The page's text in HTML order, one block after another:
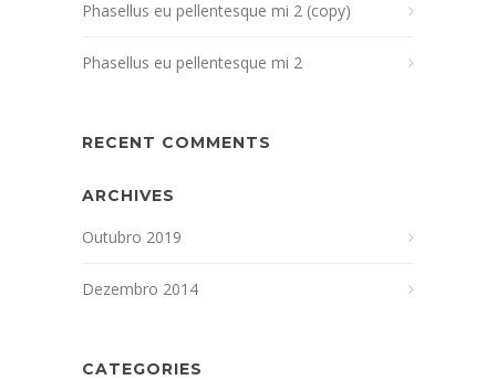
Phasellus eu pellentesque mi 2 (copy)
Phasellus eu pellentesque mi 2
RECENT COMMENTS
ARCHIVES
Outubro 2019
Dezembro 2014
CATEGORIES